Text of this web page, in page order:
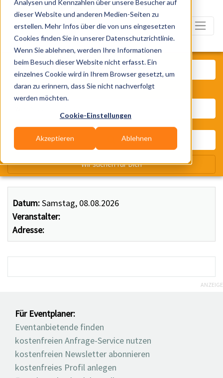
Analysen und Kennzahlen über unsere Besucher auf
dieser Website und anderen Medien-Seiten zu
erstellen. Mehr Infos über die von uns eingesetzten
Cookies finden Sie in unserer Datenschutzrichtlinie.
Wenn Sie ablehnen, werden Ihre Informationen
beim Besuch dieser Website nicht erfasst. Ein
einzelnes Cookie wird in Ihrem Browser gesetzt, um
daran zu erinnern, dass Sie nicht nachverfolgt
werden möchten.
Cookie-Einstellungen
Akzeptieren Ablehnen
Datum:Samstag, 08.08.2026
Veranstalter:
Adresse:
Was? Künstler, Zelte, Bands,
Wir suchen für Dich
ANZEIGE
Für Eventplaner:
Eventanbietende finden
kostenfreien Anfrage-Service nutzen
kostenfreien Newsletter abonnieren
kostenfreies Profil anlegen